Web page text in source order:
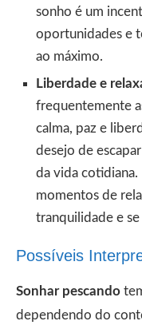
sonho é um
oportunidades e
ao máximo.
Liberdade e
frequentemente
calma, paz e
desejo de
da vida
momentos de
tranquilidade e
Possíveis
Sonhar pescando
dependendo do